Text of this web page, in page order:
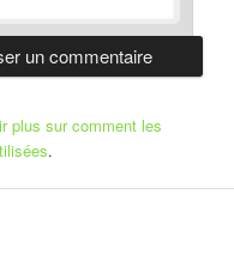
plus sur comment les
.